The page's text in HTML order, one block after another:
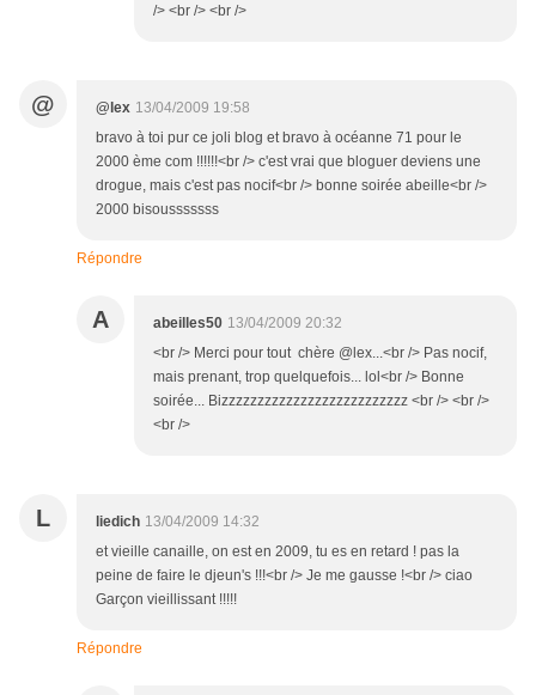
/> <br /> <br />
@ @lex 13/04/2009 19:58
bravo à toi pur ce joli blog et bravo à océanne 71 pour le
2000 ème com !!!!!!<br /> c'est vrai que bloguer deviens une
drogue, mais c'est pas nocif<br /> bonne soirée abeille<br />
2000 bisousssssss
Répondre
A abeilles50 13/04/2009 20:32
<br /> Merci pour tout chère @lex...<br /> Pas nocif,
mais prenant, trop quelquefois... lol<br /> Bonne
soirée... Bizzzzzzzzzzzzzzzzzzzzzzzzzz <br /> <br />
<br />
L liedich 13/04/2009 14:32
et vieille canaille, on est en 2009, tu es en retard ! pas la
peine de faire le djeun's !!!<br /> Je me gausse !<br /> ciao
Garçon vieillissant !!!!!
Répondre